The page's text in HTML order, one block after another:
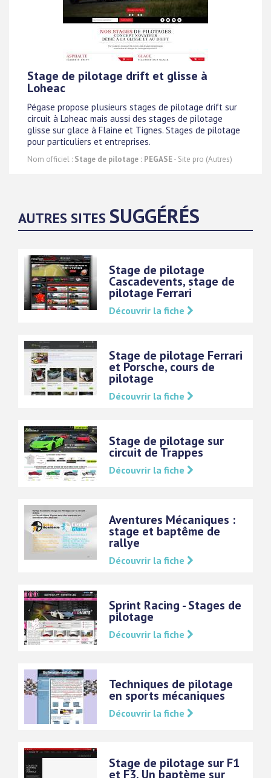
Stage de pilotage drift et glisse à
Loheac
Pégase propose plusieurs stages de pilotage drift sur
circuit à Loheac mais aussi des stages de pilotage
glisse sur glace à Flaine et Tignes. Stages de pilotage
pour particuliers et entreprises.
Nom officiel : Stage de pilotage : PEGASE- Site pro (Autres)
AUTRES SITES SUGGÉRÉS
Stage de pilotage
Cascadevents, stage de
pilotage Ferrari
Découvrir la fiche
Stage de pilotage Ferrari
et Porsche, cours de
pilotage
Découvrir la fiche
Stage de pilotage sur
circuit de Trappes
Découvrir la fiche
Aventures Mécaniques :
stage et baptême de
rallye
Découvrir la fiche
Sprint Racing - Stages de
pilotage
Découvrir la fiche
Techniques de pilotage
en sports mécaniques
Découvrir la fiche
Stage de pilotage sur F1
et F3. Un baptème sur